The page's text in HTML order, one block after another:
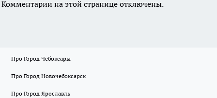
Комментарии на этой странице отключены.
Про Город Чебоксары
Про Город Новочебоксарск
Про Город Ярославль